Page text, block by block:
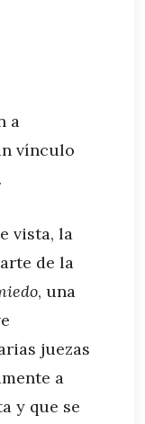
a
vínculo
vista, la
de la
, una
juezas
a
y que se